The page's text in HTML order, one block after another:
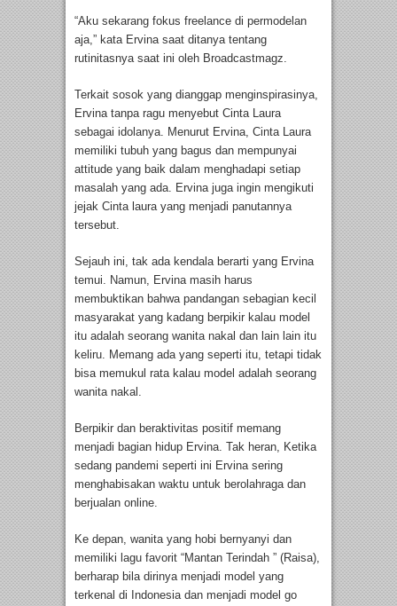
“Aku sekarang fokus freelance di permodelan
aja,” kata Ervina saat ditanya tentang
rutinitasnya saat ini oleh Broadcastmagz.
Terkait sosok yang dianggap menginspirasinya,
Ervina tanpa ragu menyebut Cinta Laura
sebagai idolanya. Menurut Ervina, Cinta Laura
memiliki tubuh yang bagus dan mempunyai
attitude yang baik dalam menghadapi setiap
masalah yang ada. Ervina juga ingin mengikuti
jejak Cinta laura yang menjadi panutannya
tersebut.
Sejauh ini, tak ada kendala berarti yang Ervina
temui. Namun, Ervina masih harus
membuktikan bahwa pandangan sebagian kecil
masyarakat yang kadang berpikir kalau model
itu adalah seorang wanita nakal dan lain lain itu
keliru. Memang ada yang seperti itu, tetapi tidak
bisa memukul rata kalau model adalah seorang
wanita nakal.
Berpikir dan beraktivitas positif memang
menjadi bagian hidup Ervina. Tak heran, Ketika
sedang pandemi seperti ini Ervina sering
menghabisakan waktu untuk berolahraga dan
berjualan online.
Ke depan, wanita yang hobi bernyanyi dan
memiliki lagu favorit “Mantan Terindah ” (Raisa),
berharap bila dirinya menjadi model yang
terkenal di Indonesia dan menjadi model go